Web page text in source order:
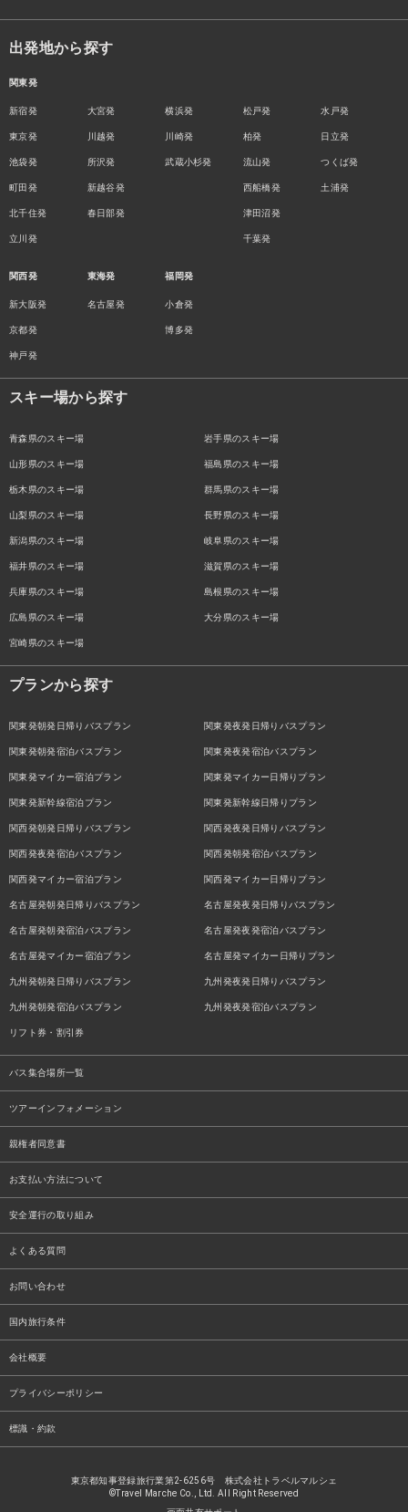
出発地から探す
関東発
新宿発
東京発
池袋発
町田発
北千住発
立川発
大宮発
川越発
所沢発
新越谷発
春日部発
横浜発
川崎発
武蔵小杉発
松戸発
柏発
流山発
西船橋発
津田沼発
千葉発
水戸発
日立発
つくば発
土浦発
関西発
新大阪発
京都発
神戸発
東海発
名古屋発
福岡発
小倉発
博多発
スキー場から探す
青森県のスキー場 岩手県のスキー場
山形県のスキー場 福島県のスキー場
栃木県のスキー場 群馬県のスキー場
山梨県のスキー場 長野県のスキー場
新潟県のスキー場 岐阜県のスキー場
福井県のスキー場 滋賀県のスキー場
兵庫県のスキー場 島根県のスキー場
広島県のスキー場 大分県のスキー場
宮崎県のスキー場
プランから探す
関東発朝発日帰りバスプラン 関東発夜発日帰りバスプラン
関東発朝発宿泊バスプラン 関東発夜発宿泊バスプラン
関東発マイカー宿泊プラン 関東発マイカー日帰りプラン
関東発新幹線宿泊プラン 関東発新幹線日帰りプラン
関西発朝発日帰りバスプラン 関西発夜発日帰りバスプラン
関西発夜発宿泊バスプラン 関西発朝発宿泊バスプラン
関西発マイカー宿泊プラン 関西発マイカー日帰りプラン
名古屋発朝発日帰りバスプラン 名古屋発夜発日帰りバスプラン
名古屋発朝発宿泊バスプラン 名古屋発夜発宿泊バスプラン
名古屋発マイカー宿泊プラン 名古屋発マイカー日帰りプラン
九州発朝発日帰りバスプラン 九州発夜発日帰りバスプラン
九州発朝発宿泊バスプラン 九州発夜発宿泊バスプラン
リフト券・割引券
バス集合場所一覧
ツアーインフォメーション
親権者同意書
お支払い方法について
安全運行の取り組み
よくある質問
お問い合わせ
国内旅行条件
会社概要
プライバシーポリシー
標識・約款
東京都知事登録旅行業第2-6256号 株式会社トラベルマルシェ
©Travel Marche Co., Ltd. All Right Reserved